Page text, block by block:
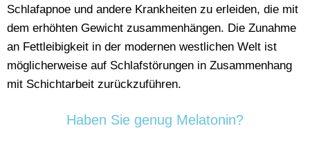
Schlafapnoe und andere Krankheiten zu erleiden, die mit
dem erhöhten Gewicht zusammenhängen. Die Zunahme
an Fettleibigkeit in der modernen westlichen Welt ist
möglicherweise auf Schlafstörungen in Zusammenhang
mit Schichtarbeit zurückzuführen.
Haben Sie genug Melatonin?